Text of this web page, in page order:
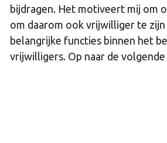
bijdragen. Het motiveert mij om
om daarom ook vrijwilliger te
belangrijke functies binnen het
vrijwilligers. Op naar de volgende